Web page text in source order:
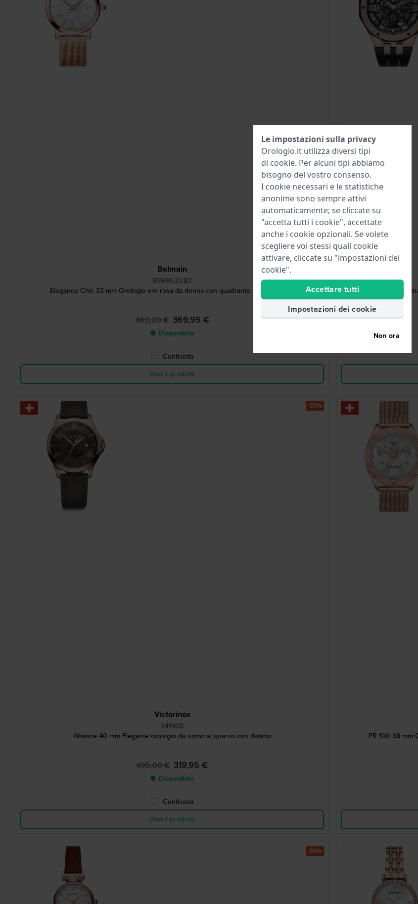
Balmain
B7699.33.82
Elegance Chic 33 mm Orologio oro rosa da donna con quadrante in madreperla
460,00 € 369,95 €
● Disponibile
Confronta
Vedi i prodotti
Delfin The
Victorinox
241908
Alliance 40 mm Elegante orologio da uomo al quarzo con datario
495,00 € 319,95 €
● Disponibile
Confronta
Vedi i prodotti
-35%
PR 100 38 mm
-50%
Le impostazioni sulla privacy
Orologio.it utilizza diversi tipi
di cookie. Per alcuni tipi abbiamo
bisogno del vostro consenso.
I cookie necessari e le statistiche
anonime sono sempre attivi
automaticamente; se cliccate su
"accetta tutti i cookie", accettate
anche i cookie opzionali. Se volete
scegliere voi stessi quali cookie
attivare, cliccate su "impostazioni dei
cookie".
Accettare tutti
Impostazioni dei cookie
Non ora